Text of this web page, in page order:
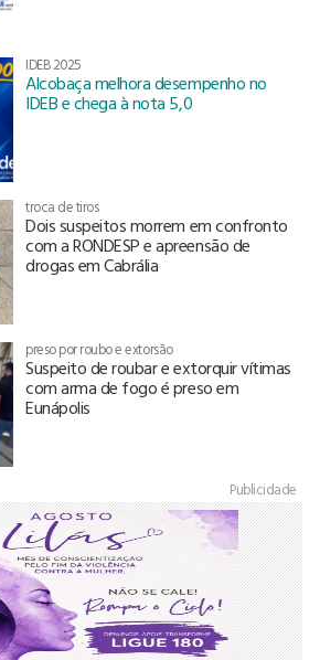
IDEB 2025
Alcobaça melhora desempenho no
IDEB e chega à nota 5,0
troca de tiros
Dois suspeitos morrem em confronto
com a RONDESP e apreensão de
drogas em Cabrália
preso por roubo e extorsão
Suspeito de roubar e extorquir vítimas
com arma de fogo é preso em
Eunápolis
Publicidade